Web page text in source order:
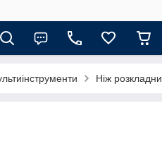
Ніж